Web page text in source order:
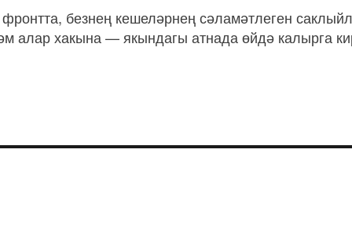
безнең кешеләрнең сәламәтлеген
алар хакына — якындагы атнада өйдә калырга